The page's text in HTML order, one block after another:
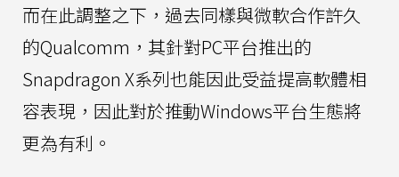
而在此調整之下，過去同樣與微軟合作許久
的Qualcomm，其針對PC平台推出的
Snapdragon X系列也能因此受益提高軟體相
容表現，因此對於推動Windows平台生態將
更為有利。